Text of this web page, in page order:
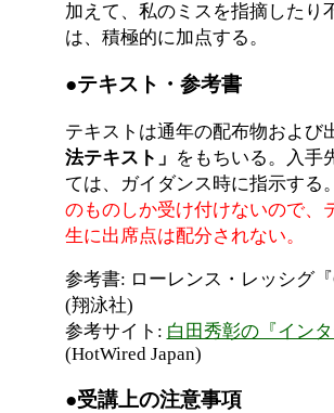
加えて、私のミスを指摘したり
は、積極的に加点する。
●テキスト・参考書
テキストは通年の配布物および
法テキスト」 をもちいる。入手
ては、ガイダンス時に指示する。
のものしか受け付けないので、
生に出席点は配分されない。
参考書: ローレンス・レッシグ
(翔泳社)
参考サイト: 白田秀彰の『イン
(HotWired Japan)
●受講上の注意事項